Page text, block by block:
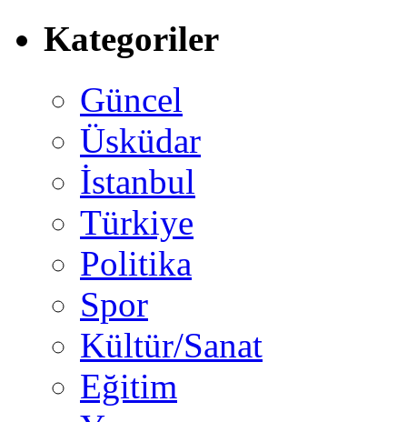
Kategoriler
Güncel
Üsküdar
İstanbul
Türkiye
Politika
Spor
Kültür/Sanat
Eğitim